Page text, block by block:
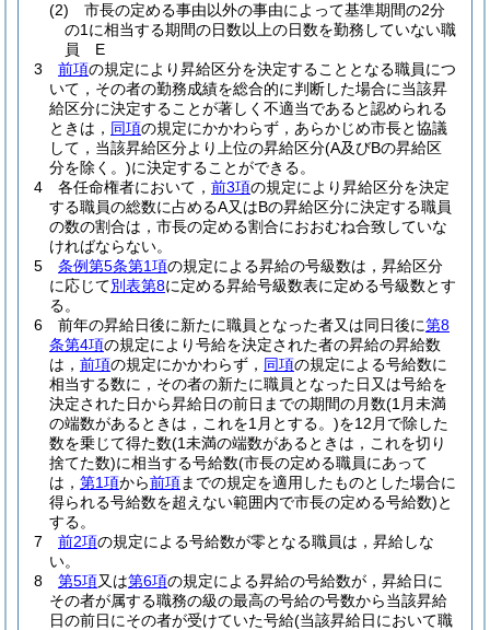
(2)
市長の定める事由以外の事由によって基準期間の2分
の1に相当する期間の日数以上の日数を勤務していない職
員 E
3
前項の規定により昇給区分を決定することとなる職員につ
いて，その者の勤務成績を総合的に判断した場合に当該昇
給区分に決定することが著しく不適当であると認められる
ときは， 同項の規定にかかわらず，あらかじめ市長と協議
して，当該昇給区分より上位の昇給区分(A及びBの昇給区
分を除く。)に決定することができる。
4
各任命権者において， 前3項の規定により昇給区分を決定
する職員の総数に占めるA又はBの昇給区分に決定する職員
の数の割合は，市長の定める割合におおむね合致していな
ければならない。
5
条例第5条第1項の規定による昇給の号級数は，昇給区分
に応じて別表第8に定める昇給号級数表に定める号級数とす
る。
6
前年の昇給日後に新たに職員となった者又は同日後に第8
条第4項の規定により号給を決定された者の昇給の昇給数
は， 前項の規定にかかわらず， 同項の規定による号給数に
相当する数に，その者の新たに職員となった日又は号給を
決定された日から昇給日の前日までの期間の月数(1月未満
の端数があるときは，これを1月とする。)を12月で除した
数を乗じて得た数(1未満の端数があるときは，これを切り
捨てた数)に相当する号給数(市長の定める職員にあって
は， 第1項から前項までの規定を適用したものとした場合に
得られる号給数を超えない範囲内で市長の定める号給数)と
する。
7
前2項の規定による号給数が零となる職員は，昇給しな
い。
8
第5項又は第6項の規定による昇給の号給数が，昇給日に
その者が属する職務の級の最高の号給の号数から当該昇給
日の前日にその者が受けていた号給(当該昇給日において職